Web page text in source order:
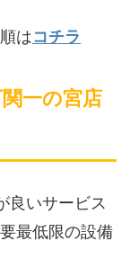
はコチラ
一の宮店
良いサービス
最低限の設備